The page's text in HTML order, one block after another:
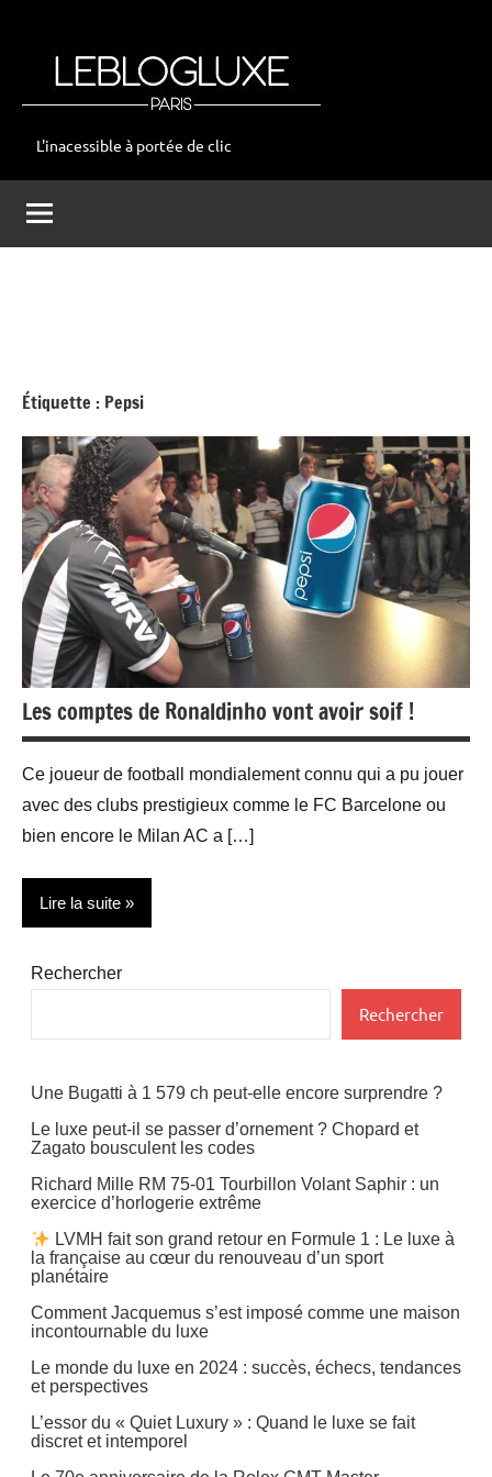
leblogluxe
L'inacessible à portée de clic
Étiquette : Pepsi
Les comptes de Ronaldinho vont avoir soif !
Ce joueur de football mondialement connu qui a pu jouer
avec des clubs prestigieux comme le FC Barcelone ou
bien encore le Milan AC a […]
Lire la suite
People
Rechercher
Rechercher
Une Bugatti à 1 579 ch peut-elle encore surprendre ?
Le luxe peut-il se passer d’ornement ? Chopard et
Zagato bousculent les codes
Richard Mille RM 75-01 Tourbillon Volant Saphir : un
exercice d’horlogerie extrême
LVMH fait son grand retour en Formule 1 : Le luxe à
la française au cœur du renouveau d’un sport
planétaire
Comment Jacquemus s’est imposé comme une maison
incontournable du luxe
Le monde du luxe en 2024 : succès, échecs, tendances
et perspectives
L’essor du « Quiet Luxury » : Quand le luxe se fait
discret et intemporel